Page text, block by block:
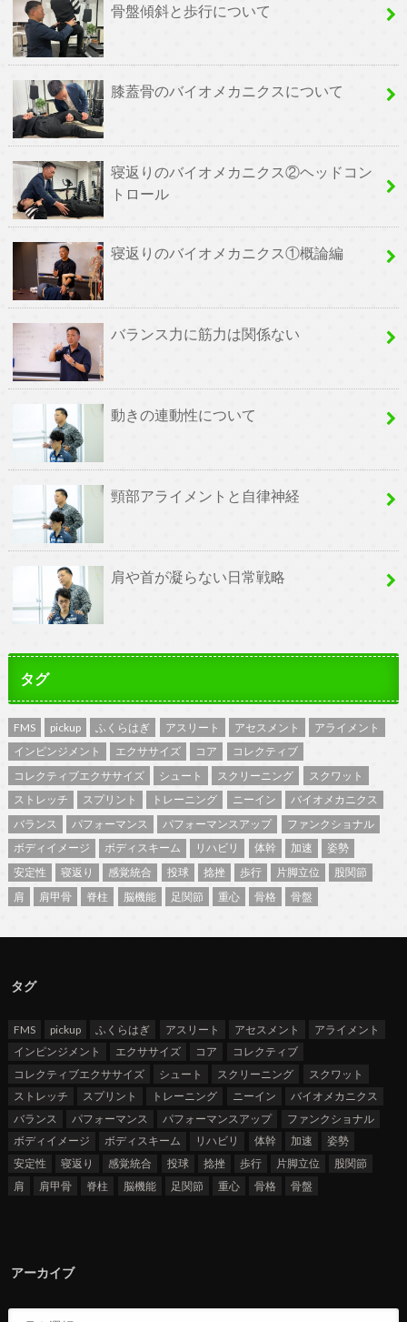
骨盤傾斜と歩行について
膝蓋骨のバイオメカニクスについて
寝返りのバイオメカニクス②ヘッドコン
トロール
寝返りのバイオメカニクス①概論編
バランス力に筋力は関係ない
動きの連動性について
頸部アライメントと自律神経
肩や首が凝らない日常戦略
タグ
FMS pickup ふくらはぎ アスリート アセスメント
アライメント
インピンジメント
エクササイズ コア
コレクティブ
コレクティブエクササイズ
シュート スクリーニング
スクワット
ストレッチ
スプリント トレーニング ニーイン
バイオメカニクス
バランス
パフォーマンス パフォーマンスアップ
ファンクショナル
ボディイメージ
ボディスキーム リハビリ 体幹 加速
姿勢
安定性
寝返り 感覚統合 投球 捻挫 歩行 片脚立位
股関節
肩
肩甲骨 脊柱 脳機能 足関節 重心 骨格 骨盤
タグ
FMS pickup ふくらはぎ アスリート アセスメント
アライメント
インピンジメント
エクササイズ コア
コレクティブ
コレクティブエクササイズ
シュート スクリーニング
スクワット
ストレッチ
スプリント トレーニング ニーイン
バイオメカニクス
バランス
パフォーマンス パフォーマンスアップ
ファンクショナル
ボディイメージ
ボディスキーム リハビリ 体幹 加速
姿勢
安定性
寝返り 感覚統合 投球 捻挫 歩行 片脚立位
股関節
肩
肩甲骨 脊柱 脳機能 足関節 重心 骨格 骨盤
アーカイブ